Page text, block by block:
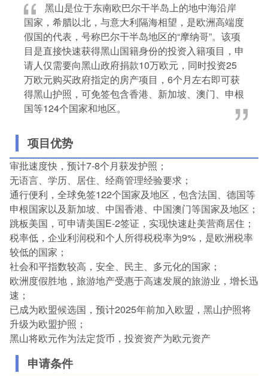
黑山是位于东南欧巴尔干半岛上的地中海沿岸
国家，希腊以北，与意大利隔海相望，是欧洲高端度
假国的代表，号称巴尔干半岛地区的“摩纳哥”。该项
目是直接快速获得黑山国籍身份的投资入籍项目，申
请人仅需要向黑山政府捐款10万欧元，同时投资25
万欧元购买政府指定的房产项目，6个月左右即可获
得黑山护照，可免签包含香港、新加坡、澳门、申根
国等124个国家和地区。
项目优势
审批速度快，预计7-8个月获发护照；
无语言、学历、居住、经商管理经验要求；
通行便利，全球免签122个国家及地区，包含法国、德国等
申根国家以及新加坡、中国香港、中国澳门等国家及地区；
跳板美国，可申请美国E-2签证，实现快速赴美营商居住；
税率低，企业利润税和个人所得税税率为9%，是欧洲税率
较低的国家；
社会和平指数较高，安全、民主、多元化的国家；
欧洲度假胜地，旅游地产受惠于高速发展的旅游业，增长迅
速；
已成为欧盟候选国，预计2025年前加入欧盟，黑山护照将
升级为欧盟护照；
黑山将欧元作为法定货币，投资资产为欧元资产
申请条件